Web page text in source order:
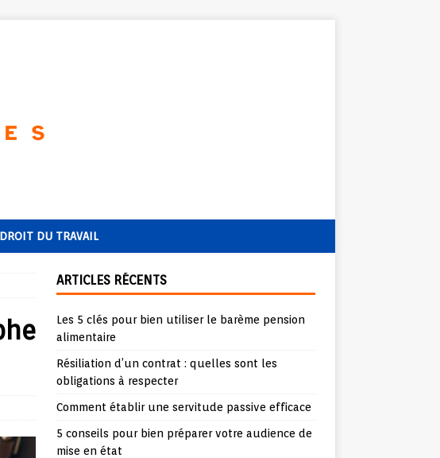
DROIT DU TRAVAIL
ARTICLES RÉCENTS
Les 5 clés pour bien utiliser le barème pension
alimentaire
Résiliation d’un contrat : quelles sont les
obligations à respecter
Comment établir une servitude passive efficace
5 conseils pour bien préparer votre audience de
mise en état